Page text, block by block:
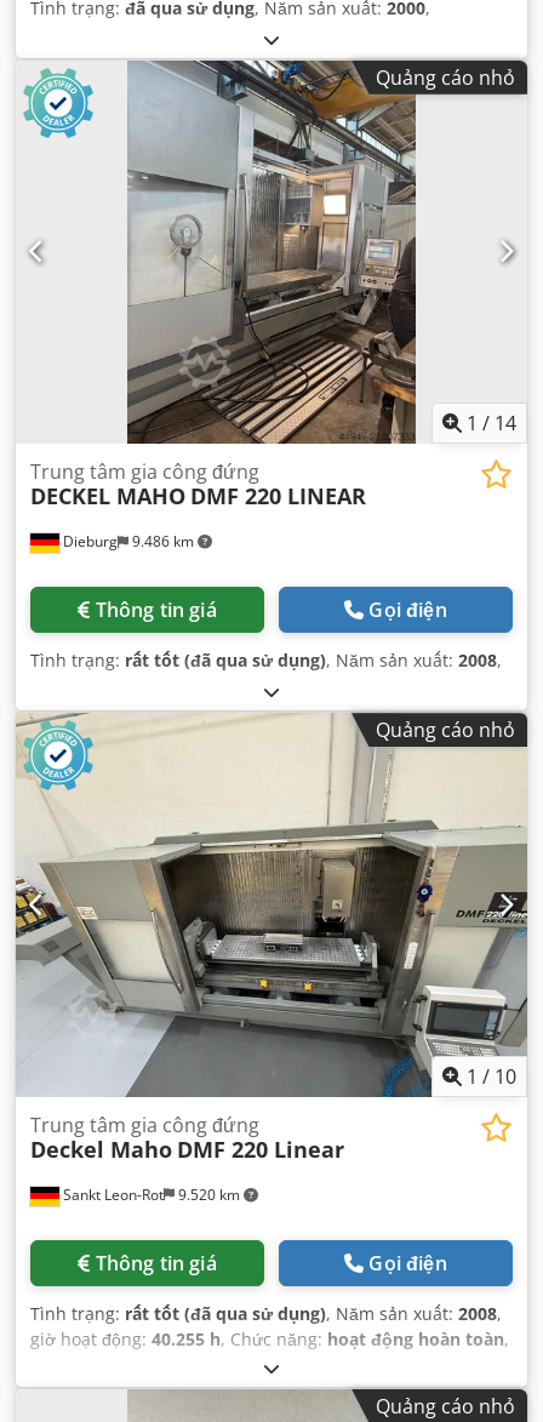
Tình trạng: đã qua sử dụng, Năm sản xuất: 2000,
Quảng cáo nhỏ
1 / 14
Dieburg 9.486 km
Trung tâm gia công đứng
DECKEL MAHO DMF 220 LINEAR
Thông tin giá Gọi điện
Tình trạng: rất tốt (đã qua sử dụng), Năm sản xuất: 2008,
Quảng cáo nhỏ
1 / 10
Sankt Leon-Rot 9.520 km
Trung tâm gia công đứng
Deckel Maho DMF 220 Linear
Thông tin giá Gọi điện
Tình trạng: rất tốt (đã qua sử dụng), Năm sản xuất: 2008,
giờ hoạt động: 40.255 h, Chức năng: hoạt động hoàn toàn,
Quảng cáo nhỏ